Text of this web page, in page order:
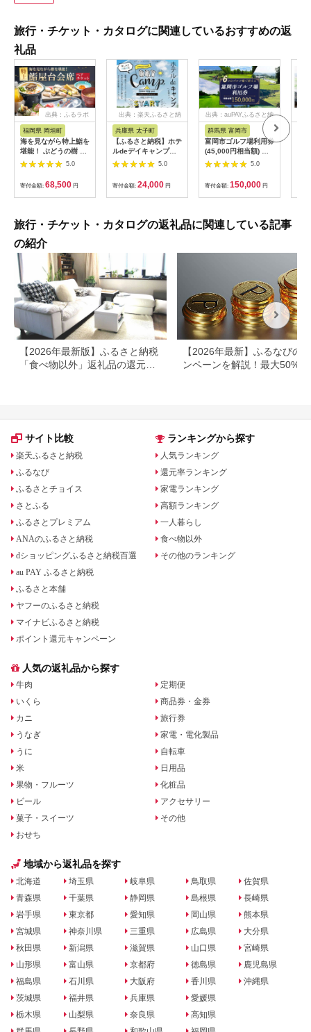
旅行・チケット・カタログに関連しているおすすめの返
礼品
出典：ふるラボ
福岡県 岡垣町
海を見ながら特上鮨を
堪能！ ぶどうの樹 鮨
屋台ペア お食事券 海
鮮 海 屋台 食事 ペア
福岡県 岡垣町
5.0
寄付金額: 68,500 円
出典：楽天ふるさと納
兵庫県 太子町
【ふるさと納税】ホテ
ルdeデイキャンプ体
験チケット
【1364991】
5.0
寄付金額: 24,000 円
出典：auPAYふるさと納
群馬県 富岡市
富岡市ゴルフ場利用券
(45,000円相当額) ゴ
ルフ チケット 平日 土
日 祝日 プレー券 関東
群馬県 首都圏 F20E-
382
5.0
寄付金額: 150,000 円
旅行・チケット・カタログの返礼品に関連している記事
の紹介
【2026年最新版】ふるさと納税
「食べ物以外」返礼品の還元率
【2026年最新】ふるなびの
ンペーンを解説！最大50%還
サイト比較
楽天ふるさと納税
ふるなび
ふるさとチョイス
さとふる
ふるさとプレミアム
ANAのふるさと納税
dショッピングふるさと納税百選
au PAY ふるさと納税
ふるさと本舗
ヤフーのふるさと納税
マイナビふるさと納税
ポイント還元キャンペーン
ランキングから探す
人気ランキング
還元率ランキング
家電ランキング
高額ランキング
一人暮らし
食べ物以外
その他のランキング
人気の返礼品から探す
牛肉
いくら
カニ
うなぎ
うに
米
果物・フルーツ
ビール
菓子・スイーツ
おせち
定期便
商品券・金券
旅行券
家電・電化製品
自転車
日用品
化粧品
アクセサリー
その他
地域から返礼品を探す
北海道
青森県
岩手県
宮城県
秋田県
山形県
福島県
茨城県
栃木県
埼玉県
千葉県
東京都
神奈川県
新潟県
富山県
石川県
福井県
山梨県
岐阜県
静岡県
愛知県
三重県
滋賀県
京都府
大阪府
兵庫県
奈良県
鳥取県
島根県
岡山県
広島県
山口県
徳島県
香川県
愛媛県
高知県
佐賀県
長崎県
熊本県
大分県
宮崎県
鹿児島県
沖縄県